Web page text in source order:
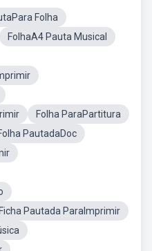
Folha
FolhaA4 Pauta Musical
Folha ParaPartitura
PautadaDoc
Ficha Pautada ParaImprimir